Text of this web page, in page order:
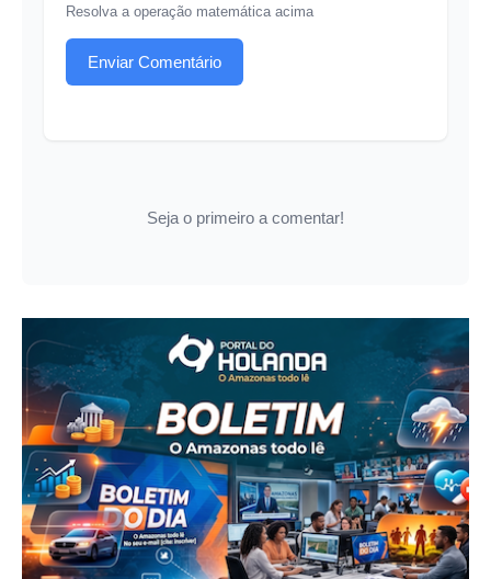
Resolva a operação matemática acima
Enviar Comentário
Seja o primeiro a comentar!